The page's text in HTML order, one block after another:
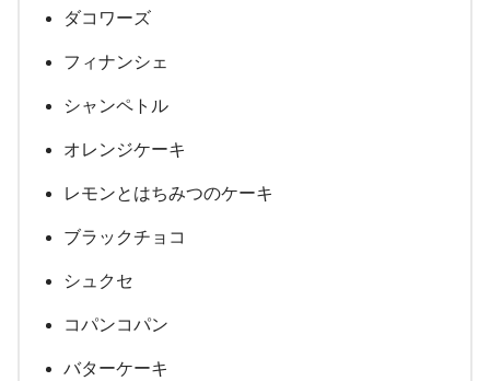
ダコワーズ
フィナンシェ
シャンペトル
オレンジケーキ
レモンとはちみつのケーキ
ブラックチョコ
シュクセ
コパンコパン
バターケーキ